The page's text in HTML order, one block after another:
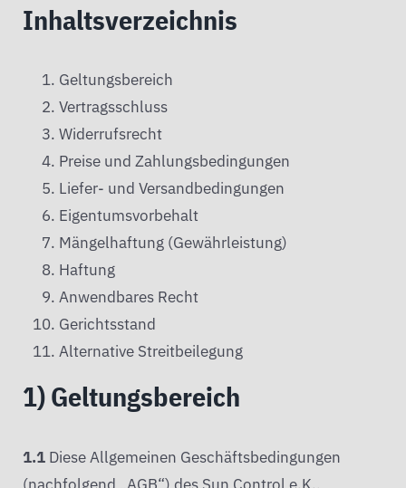
Inhaltsverzeichnis
Geltungsbereich
Vertragsschluss
Widerrufsrecht
Preise und Zahlungsbedingungen
Liefer- und Versandbedingungen
Eigentumsvorbehalt
Mängelhaftung (Gewährleistung)
Haftung
Anwendbares Recht
Gerichtsstand
Alternative Streitbeilegung
1) Geltungsbereich
1.1 Diese Allgemeinen Geschäftsbedingungen